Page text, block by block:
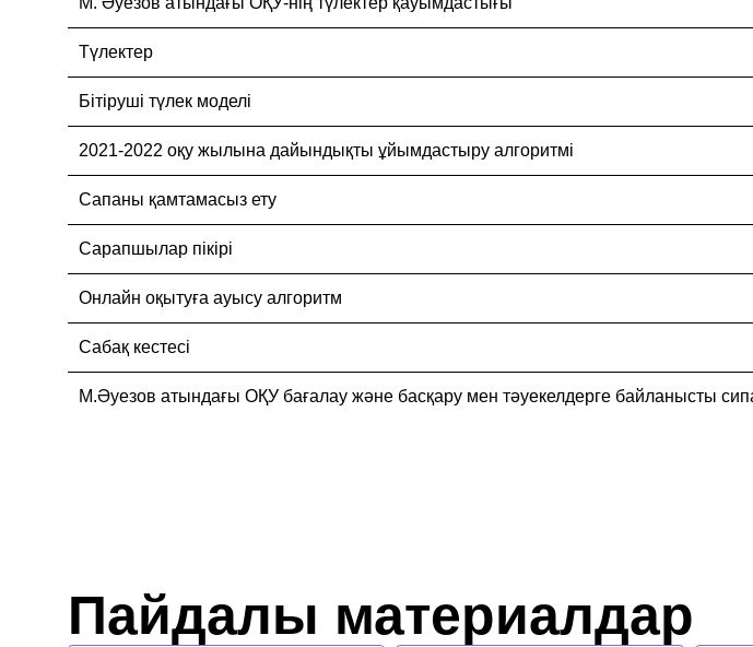
Түлектер
Бітіруші түлек моделі
2021-2022 оқу жылына дайындықты ұйымдастыру алгоритмі
Сапаны қамтамасыз ету
Сарапшылар пікірі
Онлайн оқытуға ауысу алгоритм
Сабақ кестесі
М.Әуезов атындағы ОҚУ бағалау және басқару мен тәуекелдерге байланысты
Пайдалы материалдар